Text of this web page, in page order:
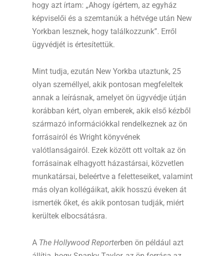
hogy azt írtam: „Ahogy ígértem, az egyház
képviselői és a szemtanúk a hétvége után New
Yorkban lesznek, hogy találkozzunk”. Erről
ügyvédjét is értesítettük.
Mint tudja, ezután New Yorkba utaztunk, 25
olyan személlyel, akik pontosan megfeleltek
annak a leírásnak, amelyet ön ügyvédje útján
korábban kért, olyan emberek, akik első kézből
származó információkkal rendelkeznek az ön
forrásairól és Wright könyvének
valótlanságairól. Ezek között ott voltak az ön
forrásainak elhagyott házastársai, közvetlen
munkatársai, beleértve a feletteseiket, valamint
más olyan kollégáikat, akik hosszú éveken át
ismerték őket, és akik pontosan tudják, miért
kerültek elbocsátásra.
A The Hollywood Reporterben ön például azt